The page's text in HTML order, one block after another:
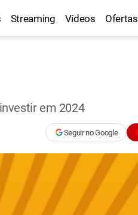
Streaming Vídeos Ofertas
em 2024
Seguir no Google